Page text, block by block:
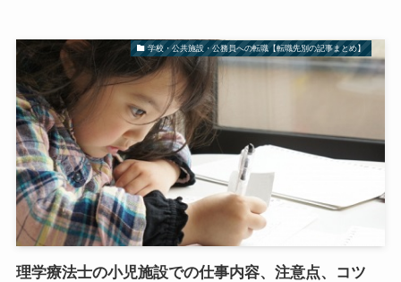
学校・公共施設・公務員への転職【転職先別の記事まとめ】
理学療法士の小児施設での仕事内容、注意点、コツ